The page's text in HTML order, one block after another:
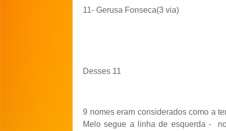
11- Gerusa Fonseca(3 via)
Desses 11
9 nomes eram considerados como a
Melo segue a linha de esquerda -